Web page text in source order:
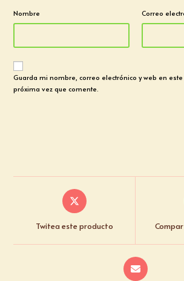
Nombre Correo
Guarda mi nombre, correo electrónico y web en
próxima vez que comente.
Twitea este producto